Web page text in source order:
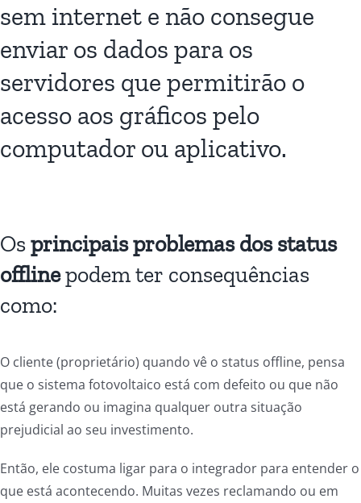
sem internet e não consegue
enviar os dados para os
servidores que permitirão o
acesso aos gráficos pelo
computador ou aplicativo.
Osprincipais problemas dos status
offlinepodem ter consequências
como:
O cliente (proprietário) quando vê o status offline, pensa
que o sistema fotovoltaico está com defeito ou que não
está gerando ou imagina qualquer outra situação
prejudicial ao seu investimento.
Então, ele costuma ligar para o integrador para entender o
que está acontecendo. Muitas vezes reclamando ou em